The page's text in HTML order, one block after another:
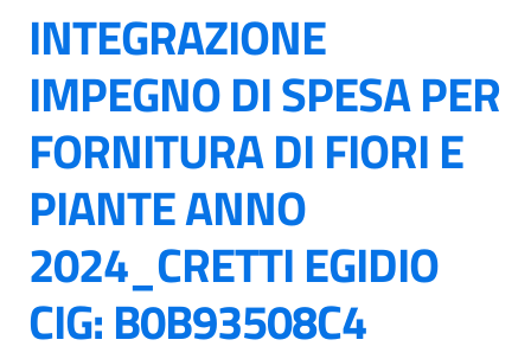
INTEGRAZIONE
IMPEGNO DI SPESA PER
FORNITURA DI FIORI E
PIANTE ANNO
2024_CRETTI EGIDIO
CIG: B0B93508C4